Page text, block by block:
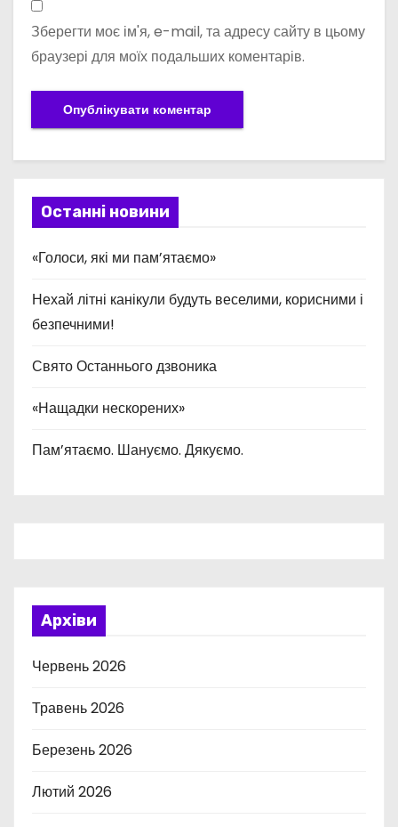
Зберегти моє ім'я, e-mail, та адресу сайту в цьому
браузері для моїх подальших коментарів.
Останні новини
«Голоси, які ми пам’ятаємо»
Нехай літні канікули будуть веселими, корисними і
безпечними!
Свято Останнього дзвоника
«Нащадки нескорених»
Пам’ятаємо. Шануємо. Дякуємо.
Архіви
Червень 2026
Травень 2026
Березень 2026
Лютий 2026